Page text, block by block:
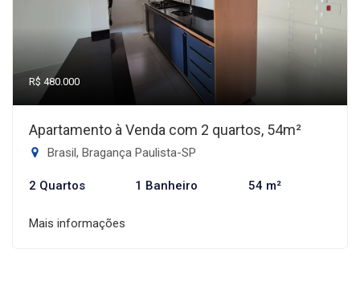
R$ 480.000
Apartamento à Venda com 2 quartos, 54m²
Brasil, Bragança Paulista-SP
2 Quartos 1 Banheiro 54 m²
Mais informações